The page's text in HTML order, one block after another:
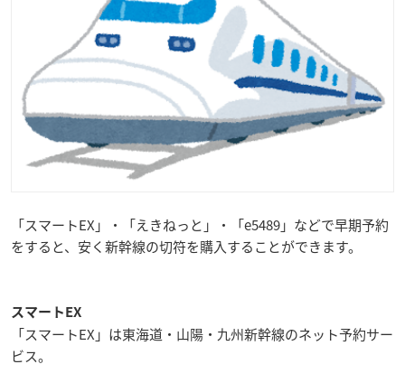
「スマートEX」・「えきねっと」・「e5489」などで早期予約
をすると、安く新幹線の切符を購入することができます。
スマートEX
「スマートEX」は東海道・山陽・九州新幹線のネット予約サー
ビス。